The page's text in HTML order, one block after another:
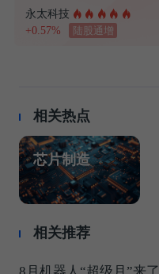
永太科技
+0.57%
陆股通增
相关热点
芯片制造
相关推荐
8月机器人“超级月”来了